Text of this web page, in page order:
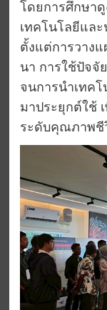
โดยการศึกษา
เทคโนโลยีแล
ตั้งแต่การวาง
นา การใช้ปัจจั
จนการนำเทคโ
มาประยุกต์ใช้
ระดับคุณภาพชี